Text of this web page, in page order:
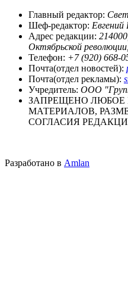
Главный редактор:
Шеф-редактор:
Адрес редакции:
Октябрьской
Телефон: +7 (920) 668-
Почта(отдел новостей):
Почта(отдел рекламы):
Учредитель: ООО
ЗАПРЕЩЕНО ЛЮБОЕ
МАТЕРИАЛОВ,
СОГЛАСИЯ
Разработано в Amlan